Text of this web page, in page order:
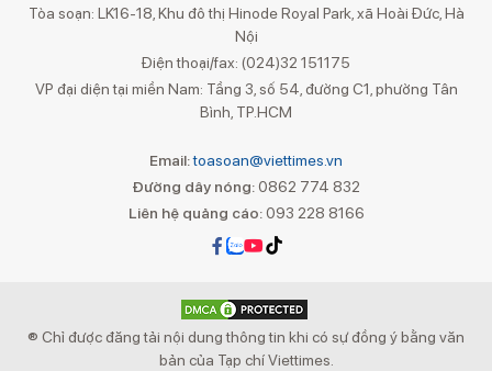
Tòa soạn: LK16-18, Khu đô thị Hinode Royal Park, xã Hoài Đức, Hà
Nội
Điện thoại/fax: (024)32 151175
VP đại diện tại miền Nam: Tầng 3, số 54, đường C1, phường Tân
Bình, TP.HCM
Email:toasoan@viettimes.vn
Đường dây nóng: 0862 774 832
Liên hệ quảng cáo:093 228 8166
® Chỉ được đăng tải nội dung thông tin khi có sự đồng ý bằng văn
bản của Tạp chí Viettimes.